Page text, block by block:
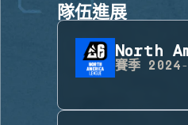
隊伍進展
North
賽季